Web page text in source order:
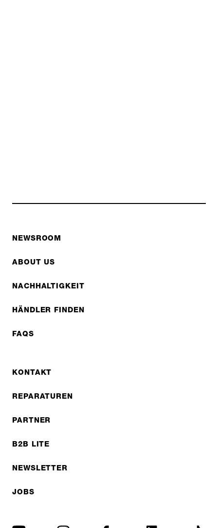
NEWSROOM
ABOUT US
NACHHALTIGKEIT
HÄNDLER FINDEN
FAQS
KONTAKT
REPARATUREN
PARTNER
B2B LITE
NEWSLETTER
JOBS